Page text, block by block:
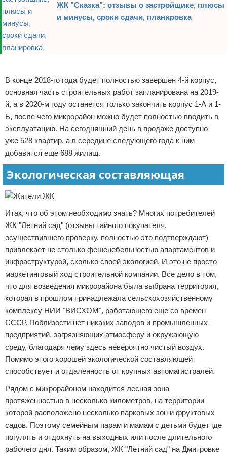
ЖК "Сказка": отзывы о застройщике, плюсы
и минусы, сроки сдачи, планировка
В конце 2018-го года будет полностью завершен 4-й корпус,
основная часть строительных работ запланирована на 2019-
й, а в 2020-м году останется только закончить корпус 1-А и 1-
Б, после чего микрорайон можно будет полностью вводить в
эксплуатацию. На сегодняшний день в продаже доступно
уже 528 квартир, а в середине следующего года к ним
добавится еще 688 жилищ.
Экологическая составляющая
Итак, что об этом необходимо знать? Многих потребителей
ЖК "Летний сад" (отзывы тайного покупателя,
осуществившего проверку, полностью это подтверждают)
привлекает не столько фешенебельностью апартаментов и
инфраструктурой, сколько своей экологией. И это не просто
маркетинговый ход строительной компании. Все дело в том,
что для возведения микрорайона была выбрана территория,
которая в прошлом принадлежала сельскохозяйственному
комплексу НИИ "ВИСХОМ", работающего еще со времен
СССР. Поблизости нет никаких заводов и промышленных
предприятий, загрязняющих атмосферу и окружающую
среду, благодаря чему здесь невероятно чистый воздух.
Помимо этого хорошей экологической составляющей
способствует и отдаленность от крупных автомагистралей.
Рядом с микрорайоном находится лесная зона
протяженностью в несколько километров, на территории
которой расположено несколько парковых зон и фруктовых
садов. Поэтому семейным парам и мамам с детьми будет где
погулять и отдохнуть на выходных или после длительного
рабочего дня. Таким образом, ЖК "Летний сад" на Дмитровке